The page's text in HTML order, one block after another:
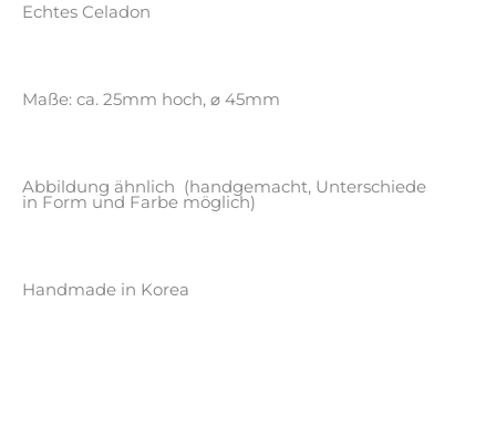
Echtes Celadon
Maße: ca. 25mm hoch, ⌀ 45mm
Abbildung ähnlich (handgemacht, Unterschiede
in Form und Farbe möglich)
Handmade in Korea